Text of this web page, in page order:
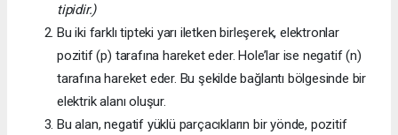
tipidir.)
Bu iki farklı tipteki yarı iletken birleşerek, elektronlar
pozitif (p) tarafına hareket eder. Hole’lar ise negatif (n)
tarafına hareket eder. Bu şekilde bağlantı bölgesinde bir
elektrik alanı oluşur.
Bu alan, negatif yüklü parçacıkların bir yönde, pozitif